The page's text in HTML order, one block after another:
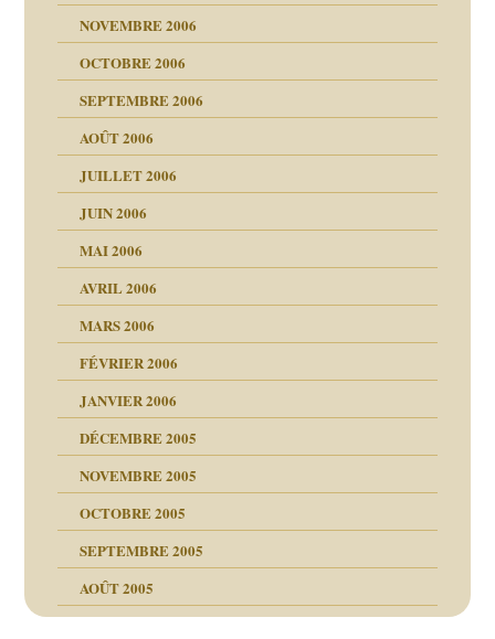
NOVEMBRE 2006
OCTOBRE 2006
SEPTEMBRE 2006
AOÛT 2006
JUILLET 2006
JUIN 2006
MAI 2006
AVRIL 2006
MARS 2006
FÉVRIER 2006
JANVIER 2006
DÉCEMBRE 2005
NOVEMBRE 2005
OCTOBRE 2005
SEPTEMBRE 2005
AOÛT 2005
cocaïne.